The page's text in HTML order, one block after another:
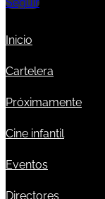
Seguir
Inicio
Cartelera
Próximamente
Cine infantil
Eventos
Directores